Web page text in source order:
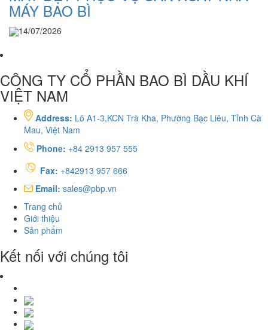
MÁY BAO BÌ
14/07/2026
CÔNG TY CỔ PHẦN BAO BÌ DẦU KHÍ
VIỆT NAM
Address: Lô A1-3,KCN Trà Kha, Phường Bạc Liêu, Tỉnh Cà
Mau, Việt Nam
Phone: +84 2913 957 555
Fax: +842913 957 666
Email: sales@pbp.vn
Trang chủ
Giới thiệu
Sản phẩm
Kết nối với chúng tôi